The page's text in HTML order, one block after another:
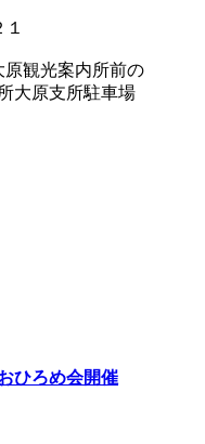
観光案内所前の
大原支所駐車場
ひろめ会開催